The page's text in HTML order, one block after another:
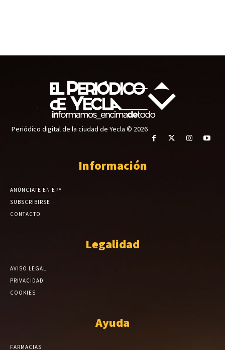
Periódico digital de la ciudad de Yecla © 2026
Información
ANÚNCIATE EN EPY
SUBSCRIBIRSE
CONTACTO
Legalidad
AVISO LEGAL
PRIVACIDAD
COOKIES
Ayuda
FARMACIAS